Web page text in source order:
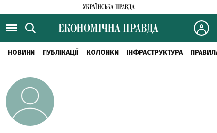
НОВИНИ ПУБЛІКАЦІЇ КОЛОНКИ ІНФРАСТРУКТУРА